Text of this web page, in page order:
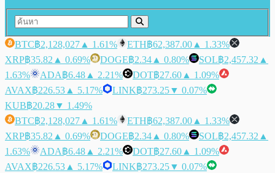
BTC฿2,128,027 ▲ 1.61% ETH฿62,387.00 ▲ 1.33%
XRP฿35.82 ▲ 0.69% DOGE฿2.34 ▲ 0.80% SOL฿2,457.32 ▲
1.63%
ADA฿6.48 ▲ 2.21% DOT฿27.60 ▲ 1.09%
AVAX฿226.53 ▲ 5.17% LINK฿273.25▼ 0.07%
KUB฿20.28▼ 1.49%
BTC฿2,128,027 ▲ 1.61% ETH฿62,387.00 ▲ 1.33%
XRP฿35.82 ▲ 0.69% DOGE฿2.34 ▲ 0.80% SOL฿2,457.32 ▲
1.63%
ADA฿6.48 ▲ 2.21% DOT฿27.60 ▲ 1.09%
AVAX฿226.53 ▲ 5.17% LINK฿273.25▼ 0.07%